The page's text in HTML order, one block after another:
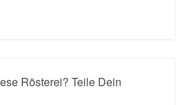
Rösterei? Teile Dein